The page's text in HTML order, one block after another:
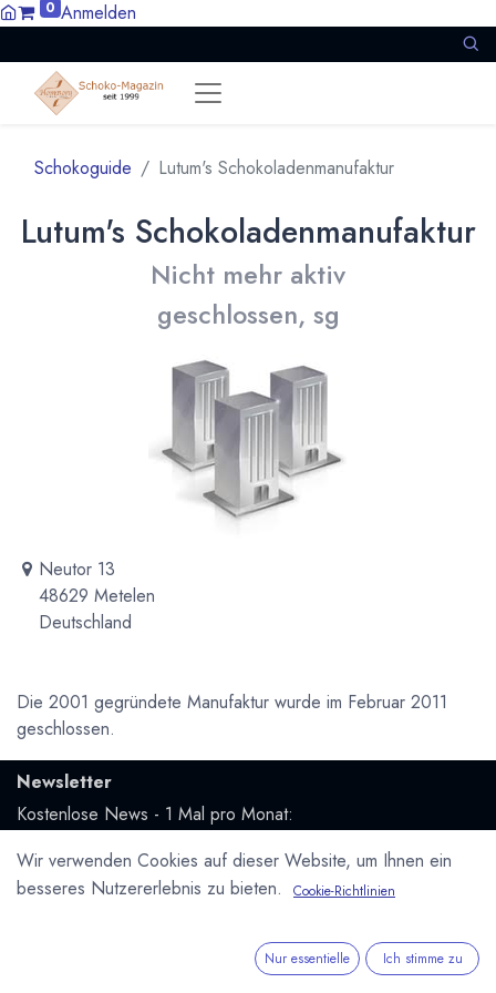
0 Anmelden
Schokoguide Lutum's Schokoladenmanufaktur
Lutum's Schokoladenmanufaktur
Nicht mehr aktiv
geschlossen, sg
Neutor 13
48629 Metelen
Deutschland
Die 2001 gegründete Manufaktur wurde im Februar 2011
geschlossen.
Newsletter
Kostenlose News - 1 Mal pro Monat:
Abonnieren
Datenschutzerklärung&
Wir verwenden Cookies auf dieser Website, um Ihnen ein
besseres Nutzererlebnis zu bieten.
Cookie-Richtlinien
Nur essentielle Ich stimme zu